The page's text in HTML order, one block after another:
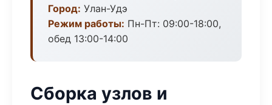
Город: Улан-Удэ
Режим работы: Пн-Пт: 09:00-18:00,
обед 13:00-14:00
Сборка узлов и